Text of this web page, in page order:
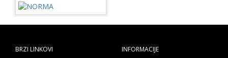
BRZI LINKOVI
INFORMACIJE